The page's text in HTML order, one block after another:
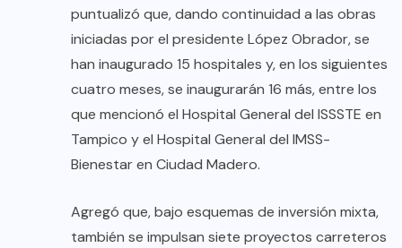
puntualizó que, dando continuidad a las obras
iniciadas por el presidente López Obrador, se
han inaugurado 15 hospitales y, en los siguientes
cuatro meses, se inaugurarán 16 más, entre los
que mencionó el Hospital General del ISSSTE en
Tampico y el Hospital General del IMSS-
Bienestar en Ciudad Madero.
Agregó que, bajo esquemas de inversión mixta,
también se impulsan siete proyectos carreteros